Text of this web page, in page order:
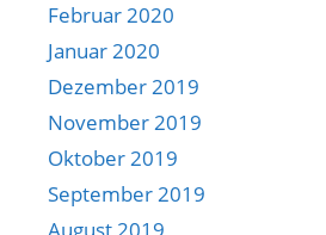
Februar 2020
Januar 2020
Dezember 2019
November 2019
Oktober 2019
September 2019